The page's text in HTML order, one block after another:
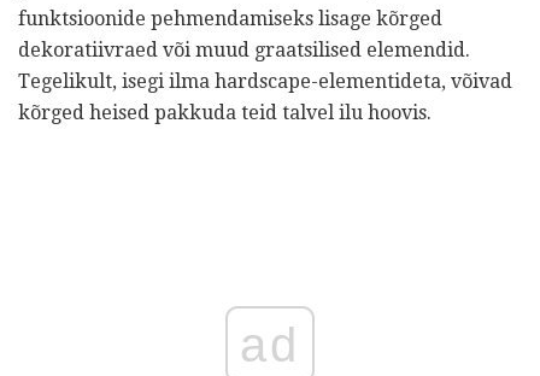
funktsioonide pehmendamiseks lisage kõrged
dekoratiivraed või muud graatsilised elemendid.
Tegelikult, isegi ilma hardscape-elementideta, võivad
kõrged heised pakkuda teid talvel ilu hoovis.
ad